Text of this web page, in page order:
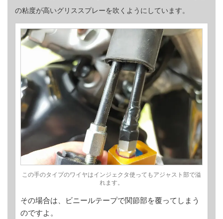
の粘度が高いグリススプレーを吹くようにしています。
この手のタイプのワイヤはインジェクタ使ってもアジャスト部で溢
れます。
その場合は、ビニールテープで関節部を覆ってしまう
のですよ。